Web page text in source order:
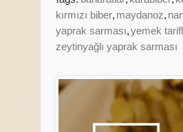
kırmızı biber, maydanoz,
yaprak sarması,yemek
zeytinyağlı yaprak sarması